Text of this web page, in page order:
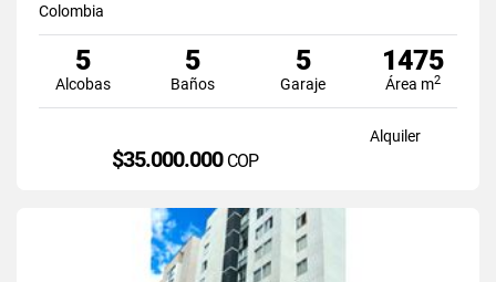
Colombia
5
Alcobas
5
Baños
5
Garaje
1475
Área m2
Alquiler
$35.000.000 COP